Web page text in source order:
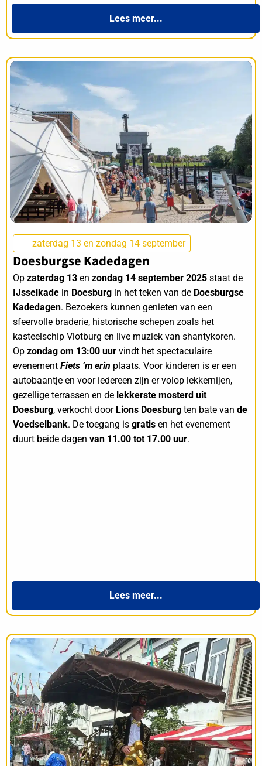
Lees meer...
zaterdag 13 en zondag 14 september
Doesburgse Kadedagen
Op zaterdag 13 en zondag 14 september 2025 staat de
IJsselkade in Doesburg in het teken van de Doesburgse
Kadedagen. Bezoekers kunnen genieten van een
sfeervolle braderie, historische schepen zoals het
kasteelschip Vlotburg en live muziek van shantykoren.
Op zondag om 13:00 uur vindt het spectaculaire
evenement Fiets ’m erin plaats. Voor kinderen is er een
autobaantje en voor iedereen zijn er volop lekkernijen,
gezellige terrassen en de lekkerste mosterd uit
Doesburg, verkocht door Lions Doesburg ten bate van de
Voedselbank. De toegang is gratis en het evenement
duurt beide dagen van 11.00 tot 17.00 uur.
Lees meer...